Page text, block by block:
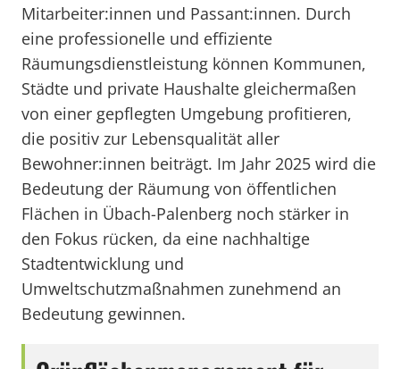
Mitarbeiter:innen und Passant:innen. Durch
eine professionelle und effiziente
Räumungsdienstleistung können Kommunen,
Städte und private Haushalte gleichermaßen
von einer gepflegten Umgebung profitieren,
die positiv zur Lebensqualität aller
Bewohner:innen beiträgt. Im Jahr 2025 wird die
Bedeutung der Räumung von öffentlichen
Flächen in Übach-Palenberg noch stärker in
den Fokus rücken, da eine nachhaltige
Stadtentwicklung und
Umweltschutzmaßnahmen zunehmend an
Bedeutung gewinnen.